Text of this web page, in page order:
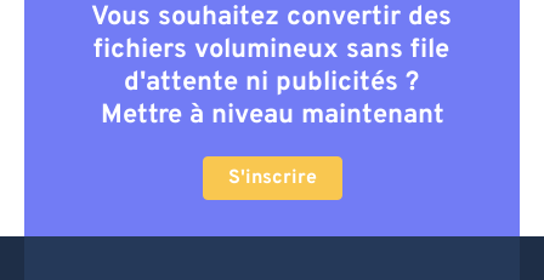
Vous souhaitez convertir des
fichiers volumineux sans file
d'attente ni publicités ?
Mettre à niveau maintenant
S'inscrire